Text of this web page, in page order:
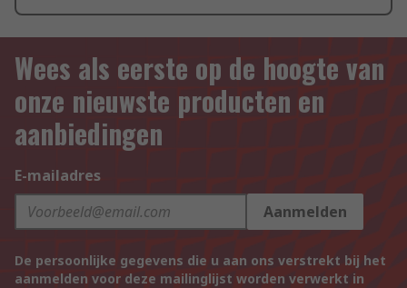
Wees als eerste op de hoogte van
onze nieuwste producten en
aanbiedingen
E-mailadres
Aanmelden
De persoonlijke gegevens die u aan ons verstrekt bij het
aanmelden voor deze mailinglijst worden verwerkt in